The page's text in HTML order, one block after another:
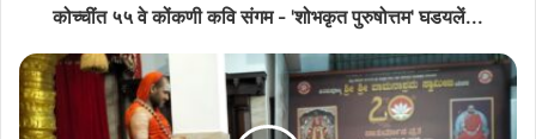
Related Articles
कोच्चींत ५५ वे कोंकणी कवि संगम - 'शोभकृत पुरुषोत्तम' घडयलें...